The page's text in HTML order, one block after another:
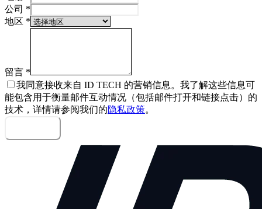
公司 *
地区 *
留言 *
我同意接收来自 ID TECH 的营销信息。我了解这些信息可
能包含用于衡量邮件互动情况（包括邮件打开和链接点击）的
技术，详情请参阅我们的隐私政策。